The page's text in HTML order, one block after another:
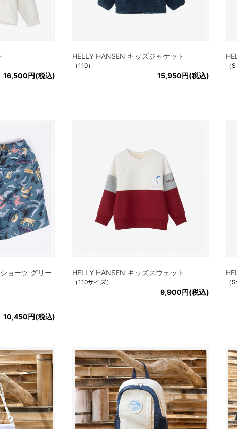
16,500円(税込)
HELLY HANSEN キッズジャケット
（110）
15,950円(税込)
（
ョーツ グリー
10,450円(税込)
HELLY HANSEN キッズスウェット
（110サイズ）
9,900円(税込)
（